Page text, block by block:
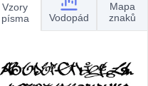
Vzory
písma
Vodopád
Mapa
znaků